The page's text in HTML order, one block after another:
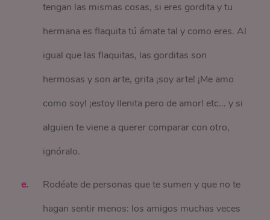
tengan las mismas cosas, si eres gordita y tu
hermana es flaquita tú ámate tal y como eres. Al
igual que las flaquitas, las gorditas son
hermosas y son arte, grita ¡soy arte! ¡Me amo
como soy! ¡estoy llenita pero de amor! etc... y si
alguien te viene a querer comparar con otro,
ignóralo.
Rodéate de personas que te sumen y que no te
hagan sentir menos: los amigos muchas veces